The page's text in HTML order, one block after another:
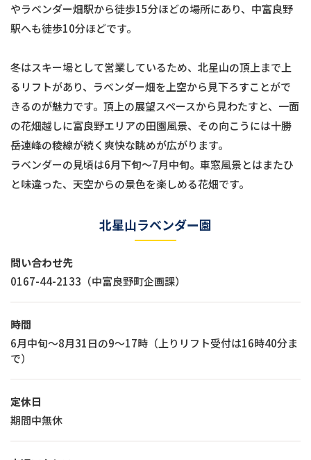
やラベンダー畑駅から徒歩15分ほどの場所にあり、中富良野
駅へも徒歩10分ほどです。
冬はスキー場として営業しているため、北星山の頂上まで上
るリフトがあり、ラベンダー畑を上空から見下ろすことがで
きるのが魅力です。頂上の展望スペースから見わたすと、一面
の花畑越しに富良野エリアの田園風景、その向こうには十勝
岳連峰の稜線が続く爽快な眺めが広がります。
ラベンダーの見頃は6月下旬〜7月中旬。車窓風景とはまたひ
と味違った、天空からの景色を楽しめる花畑です。
北星山ラベンダー園
問い合わせ先
0167-44-2133（中富良野町企画課）
時間
6月中旬〜8月31日の9〜17時（上りリフト受付は16時40分ま
で）
定休日
期間中無休